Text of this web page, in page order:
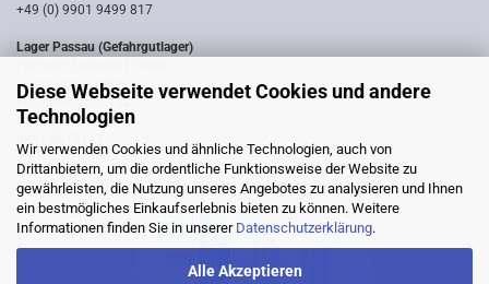
Diese Webseite verwendet Cookies und andere
Technologien
Wir verwenden Cookies und ähnliche Technologien, auch von
Drittanbietern, um die ordentliche Funktionsweise der Website zu
gewährleisten, die Nutzung unseres Angebotes zu analysieren und Ihnen
ein bestmögliches Einkaufserlebnis bieten zu können. Weitere
Informationen finden Sie in unserer Datenschutzerklärung.
Alle Akzeptieren
+49 (0) 9901 9499 817
Lager Passau (Gefahrgutlager)
- Epax Solar GmbH -
Industriestraße 14a
94036 Passau
0851 8818187